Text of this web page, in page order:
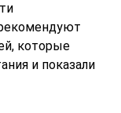
которые
и показали